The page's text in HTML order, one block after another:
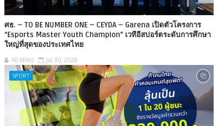
ศธ. – TO BE NUMBER ONE – CEYDA – Garena เปิดตัวโครงการ
“Esports Master Youth Champion” เวทีอีสปอร์ตระดับการศึกษา
ใหญ่ที่สุดของประเทศไทย
All Miles Jul 30, 2026
SPORT